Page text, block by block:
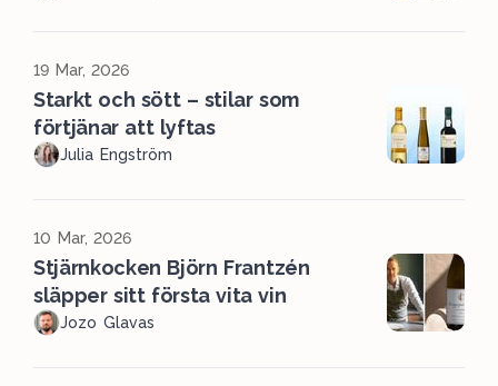
19 Mar, 2026
Starkt och sött – stilar som
förtjänar att lyftas
Julia Engström
10 Mar, 2026
Stjärnkocken Björn Frantzén
släpper sitt första vita vin
Jozo Glavas